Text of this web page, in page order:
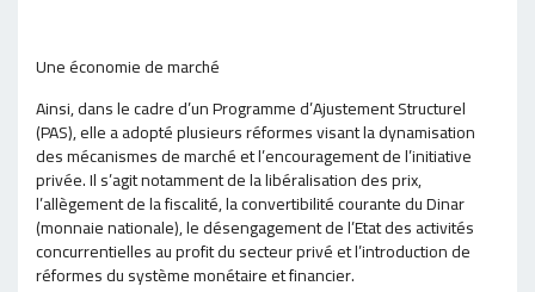
Une économie de marché
Ainsi, dans le cadre d’un Programme d’Ajustement Structurel
(PAS), elle a adopté plusieurs réformes visant la dynamisation
des mécanismes de marché et l’encouragement de l’initiative
privée. Il s’agit notamment de la libéralisation des prix,
l’allègement de la fiscalité, la convertibilité courante du Dinar
(monnaie nationale), le désengagement de l’Etat des activités
concurrentielles au profit du secteur privé et l’introduction de
réformes du système monétaire et financier.